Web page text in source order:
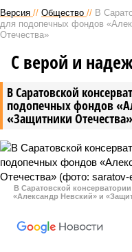
Версия // Общество // В
для подопечных фондов
Отечества»
В Саратовской
подопечных фондов
«Защитники Отечества»
С верой и
В Саратовской
«Александр Невский» и